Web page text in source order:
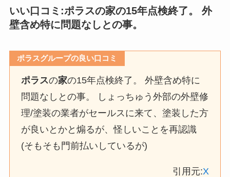
いい口コミ:ポラスの家の15年点検終了。 外
壁含め特に問題なしとの事。
ポラスグループの良い口コミ
ポラスの家の15年点検終了。 外壁含め特に
問題なしとの事。 しょっちゅう外部の外壁修
理/塗装の業者がセールスに来て、塗装した方
が良いとかと煽るが、怪しいことを再認識
(そもそも門前払いしているが)
引用元:X